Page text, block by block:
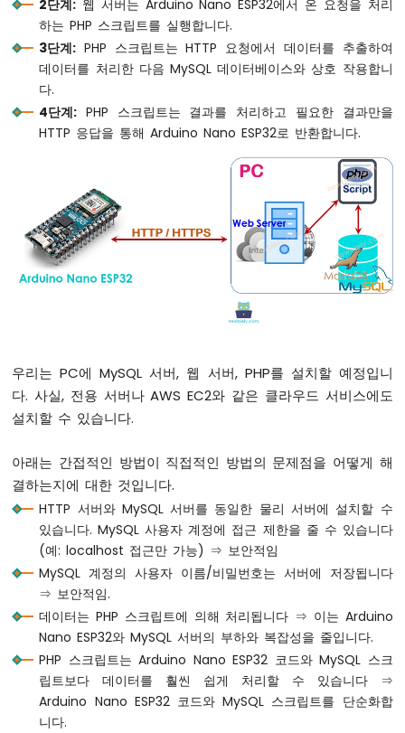
아
이
노
ESP32
이
-
DIP
스
위
아
두
노
ESP32
튼
2단계: 웹 서버는 Arduino Nano ESP32에서 온 요청을 처리
하는 PHP 스크립트를 실행합니다.
3단계: PHP 스크립트는 HTTP 요청에서 데이터를 추출하여
데이터를 처리한 다음 MySQL 데이터베이스와 상호 작용합니
다.
4단계: PHP 스크립트는 결과를 처리하고 필요한 결과만을
HTTP 응답을 통해 Arduino Nano ESP32로 반환합니다.
우리는 PC에 MySQL 서버, 웹 서버, PHP를 설치할 예정입니
다. 사실, 전용 서버나 AWS EC2와 같은 클라우드 서비스에도
설치할 수 있습니다.
아래는 간접적인 방법이 직접적인 방법의 문제점을 어떻게 해
결하는지에 대한 것입니다.
HTTP 서버와 MySQL 서버를 동일한 물리 서버에 설치할 수
있습니다. MySQL 사용자 계정에 접근 제한을 줄 수 있습니다
(예: localhost 접근만 가능) ⇒ 보안적임
MySQL 계정의 사용자 이름/비밀번호는 서버에 저장됩니다
⇒ 보안적임.
데이터는 PHP 스크립트에 의해 처리됩니다 ⇒ 이는 Arduino
Nano ESP32와 MySQL 서버의 부하와 복잡성을 줄입니다.
PHP 스크립트는 Arduino Nano ESP32 코드와 MySQL 스크
립트보다 데이터를 훨씬 쉽게 처리할 수 있습니다 ⇒
Arduino Nano ESP32 코드와 MySQL 스크립트를 단순화합
니다.